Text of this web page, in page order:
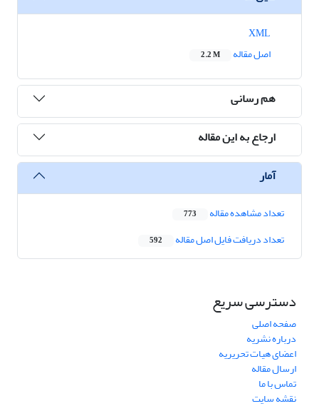
اصل مقاله
2.2 M
هم رسانی
ارجاع به این مقاله
آمار
تعداد مشاهده مقاله 773
تعداد دریافت فایل اصل مقاله 592
دسترسی سریع
صفحه اصلی
درباره نشریه
اعضای هیات تحریریه
ارسال مقاله
تماس با ما
نقشه سایت